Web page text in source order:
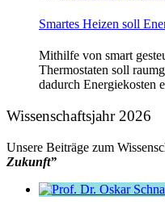
Smartes Heizen soll
Mithilfe von smart
Thermostaten soll
dadurch Energiekosten
Wissenschaftsjahr 2026
Unsere Beiträge zum
Zukunft”